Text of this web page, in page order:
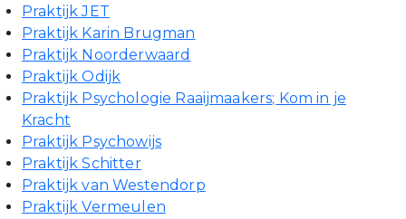
Praktijk JET
Praktijk Karin Brugman
Praktijk Noorderwaard
Praktijk Odijk
Praktijk Psychologie Raaijmaakers; Kom in je
Kracht
Praktijk Psychowijs
Praktijk Schitter
Praktijk van Westendorp
Praktijk Vermeulen